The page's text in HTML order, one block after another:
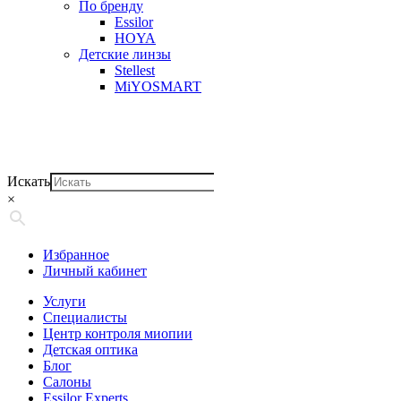
По бренду
Essilor
HOYA
Детские линзы
Stellest
MiYOSMART
Искать
×
Избранное
Личный кабинет
Услуги
Специалисты
Центр контроля миопии
Детская оптика
Блог
Салоны
Essilor Experts